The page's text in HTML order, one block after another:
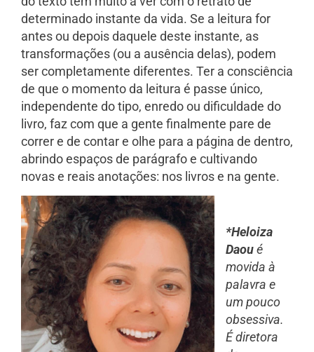
determinado instante da vida. Se a leitura for
antes ou depois daquele deste instante, as
transformações (ou a ausência delas), podem
ser completamente diferentes. Ter a consciência
de que o momento da leitura é passe único,
independente do tipo, enredo ou dificuldade do
livro, faz com que a gente finalmente pare de
correr e de contar e olhe para a página de dentro,
abrindo espaços de parágrafo e cultivando
novas e reais anotações: nos livros e na gente.
*Heloiza
Daoué
movida à
palavra e
um pouco
obsessiva.
É diretora